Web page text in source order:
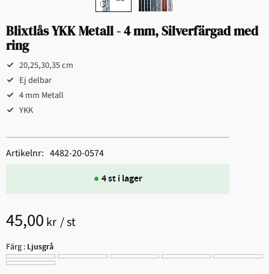
Blixtlås YKK Metall - 4 mm, Silverfärgad med
ring
20,25,30,35 cm
Ej delbar
4 mm Metall
YKK
45,00 kr /st
Färg : Ljusgrå
4 st i lager
Artikelnr 4482-20-0574